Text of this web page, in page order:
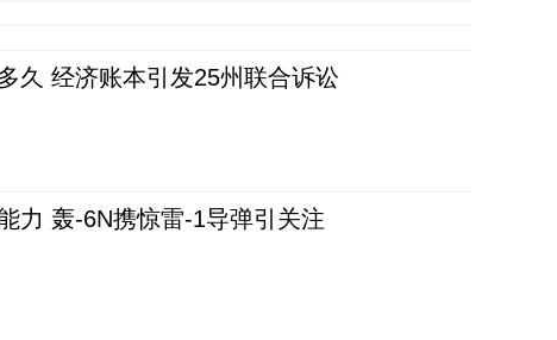
久 经济账本引发25州联合诉讼
力 轰-6N携惊雷-1导弹引关注